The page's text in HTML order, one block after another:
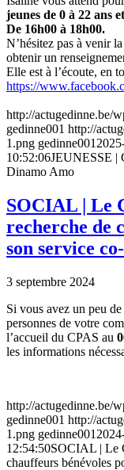
jeunes de 0 à 22 ans
De 16h00 à 18h00.
N’hésitez pas à venir
obtenir un
Elle est à l’écoute, en
https://
http://actugedinne.be/
gedinne001 http://
1.png gedinne001
10:52:06JEUNESSE |
Dinamo Amo
SOCIAL | Le
recherche de
son service
3 septembre 2024
Si vous avez un peu
personnes de votre
l’accueil du CPAS au
les informations
http://actugedinne.be/
gedinne001 http://
1.png gedinne001
12:54:50SOCIAL | Le
chauffeurs bénévoles